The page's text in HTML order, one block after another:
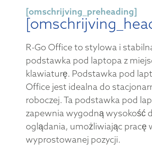
[omschrijving_preheading]
R-Go Office to stylowa i
podstawka pod laptopa z
klawiaturę. Podstawka pod
Office jest idealna do
roboczej. Ta podstawka pod
zapewnia wygodną wysokość
oglądania, umożliwiając pracę
wyprostowanej pozycji.